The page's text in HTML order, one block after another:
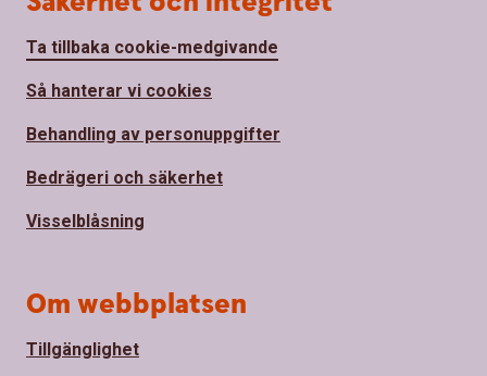
Ta tillbaka cookie-medgivande
Så hanterar vi cookies
Behandling av personuppgifter
Bedrägeri och säkerhet
Visselblåsning
Om webbplatsen
Tillgänglighet